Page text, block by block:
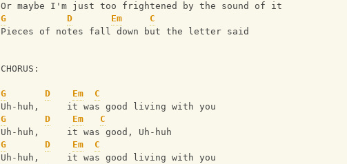
Or maybe I'm just too frightened by the sound of it
G
D Em
C
Pieces of notes fall down but the letter said
CHORUS:
G D Em
C
Uh-huh,     it was good living with you
G
D Em
C
Uh-huh,     it was good, Uh-huh
G
D Em
C
Uh-huh,     it was good living with you